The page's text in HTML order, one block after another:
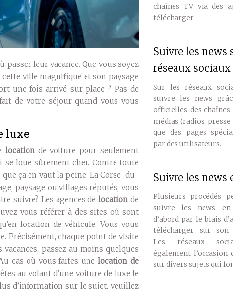
leur vacance. Que vous soyez
ville magnifique et son paysage
une fois arrivé sur place ? Pas de
de votre séjour quand vous vous
luxe
locationde voiture pour seulement
loue sûrement cher. Contre toute
ça en vaut la peine. La Corse-du-
paysage ou villages réputés, vous
suivre? Les agences delocation de
vous référer à des sites où sont
location de véhicule. Vous vous
Précisément, chaque point de visite
passez au moins quelques
cas où vous faites unelocation de
au volant d’une voiture de luxe le
d’information sur le sujet, veuillez
chaînes TV via des
télécharger.
Suivre les news
réseaux sociaux
Sur les réseaux
suivre les news
officielles des
médias (radios,
que des pages
par des utilisateurs.
Suivre les news
Plusieurs procédés
suivre les news en
d’abord par le biais
télécharger sur son
Les réseaux
également l’occasion
sur divers sujets qui